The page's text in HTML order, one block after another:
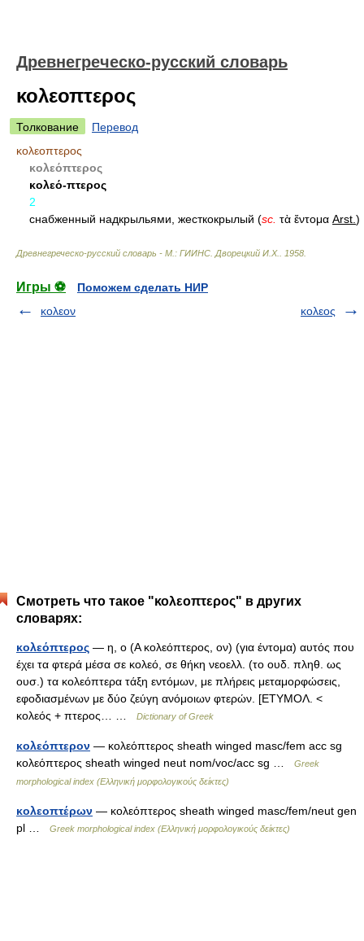
Древнегреческо-русский словарь
κολεοπτερος
Толкование
Перевод
κολεοπτερος
κολεόπτερος
κολεό-πτερος
2
снабженный надкрыльями, жесткокрылый (sc. τὰ ἔντομα Arst. )
Древнегреческо-русский словарь - М.: ГИИНС Дворецкий И.Х. 1958
Игры ⚽
Поможем сделать НИР
κολεον
κολεος
Смотреть что такое "κολεοπτερος" в других
словарях:
κολεόπτερος — η, ο (Α κολεόπτερος, ον) (για έντομα) αυτός που
έχει τα φτερά μέσα σε κολεό, σε θήκη νεοελλ. (το ουδ. πληθ. ως
ουσ.) τα κολεόπτερα τάξη εντόμων, με πλήρεις μεταμορφώσεις,
εφοδιασμένων με δύο ζεύγη ανόμοιων φτερών. [ΕΤΥΜΟΛ. <
κολεός + πτερος… …
Dictionary of Greek
κολεόπτερον — κολεόπτερος sheath winged masc/fem acc sg
κολεόπτερος sheath winged neut nom/voc/acc sg …
Greek
morphological index (Ελληνική μορφολογικούς δείκτες)
κολεοπτέρων — κολεόπτερος sheath winged masc/fem/neut gen
pl …
Greek morphological index (Ελληνική μορφολογικούς δείκτες)